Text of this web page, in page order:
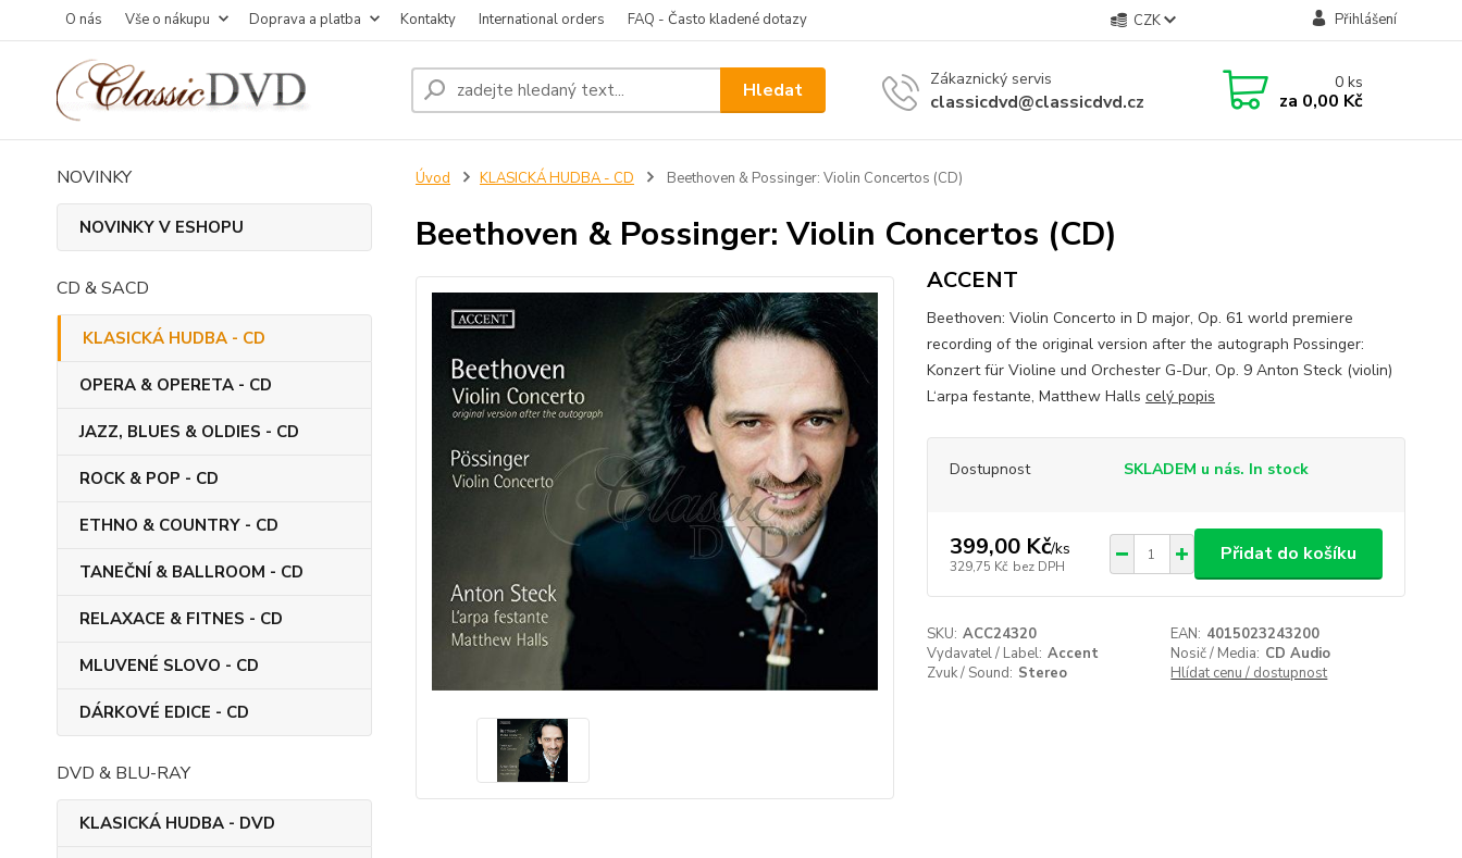
O nás Vše o nákupu Doprava a platba Kontakty International orders FAQ - Často kladené dotazy CZK Přihlášení
Hledat Zákaznický servis
classicdvd@classicdvd.cz
0ks
za 0,00 Kč
NOVINKY
NOVINKY V ESHOPU
CD & SACD
KLASICKÁ HUDBA - CD
OPERA & OPERETA - CD
JAZZ, BLUES & OLDIES - CD
ROCK & POP - CD
ETHNO & COUNTRY - CD
TANEČNÍ & BALLROOM - CD
RELAXACE & FITNES - CD
MLUVENÉ SLOVO - CD
DÁRKOVÉ EDICE - CD
DVD & BLU-RAY
KLASICKÁ HUDBA - DVD
Úvod KLASICKÁ HUDBA - CD Beethoven & Possinger: Violin Concertos (CD)
Beethoven & Possinger: Violin Concertos (CD)
ACCENT
Beethoven: Violin Concerto in D major, Op. 61 world premiere
recording of the original version after the autograph Possinger:
Konzert für Violine und Orchester G-Dur, Op. 9 Anton Steck (violin)
L‘arpa festante, Matthew Halls celý popis
Dostupnost SKLADEM u nás. In stock
399,00 Kč/ks
329,75 Kč bez DPH
Přidat do košíku
SKU: ACC24320 EAN: 4015023243200
Vydavatel / Label: Accent Nosič / Media: CD Audio
Zvuk / Sound: Stereo Hlídat cenu / dostupnost